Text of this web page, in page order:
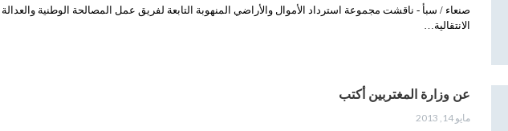
صنعاء / سبأ - ناقشت مجموعة استرداد الأموال والأراضي المنهوبة التابعة لفريق عمل المصالحة الوطنية والعدالة
الانتقالية…
عن وزارة المغتربين أكتب
مايو 14, 2013